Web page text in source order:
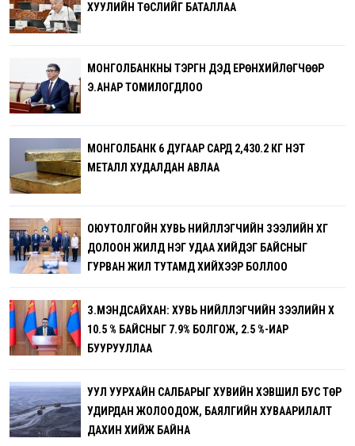
ХУУЛИЙН ТӨСЛИЙГ БАТАЛЛАА
МОНГОЛБАНКНЫ ТЭРГҮҮН ДЭД ЕРӨНХИЙЛӨГЧӨӨР
Э.АНАР ТОМИЛОГДЛОО
МОНГОЛБАНК 6 ДУГААР САРД 2,430.2 КГ ҮНЭТ
МЕТАЛЛ ХУДАЛДАН АВЛАА
ОЮУТОЛГОЙН ХУВЬ НИЙЛҮҮЛЭГЧИЙН ЗЭЭЛИЙН ХҮҮГ
ДОЛООН ЖИЛД НЭГ УДАА ХИЙДЭГ БАЙСНЫГ
ГУРВАН ЖИЛ ТУТАМД ХИЙХЭЭР БОЛЛОО
З.МЭНДСАЙХАН: ХУВЬ НИЙЛҮҮЛЭГЧИЙН ЗЭЭЛИЙН ХҮҮ
10.5 % БАЙСНЫГ 7.9% БОЛГОЖ, 2.5 %-ИАР
БУУРУУЛЛАА
УУЛ УУРХАЙН САЛБАРЫГ ХУВИЙН ХЭВШИЛ БУС ТӨР
УДИРДАН ЖОЛООДОЖ, БАЯЛГИЙН ХУВААРИЛАЛТ
ДАХИН ХИЙЖ БАЙНА